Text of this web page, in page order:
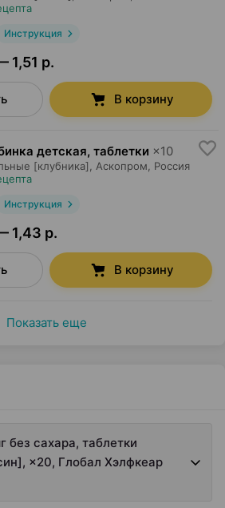
Инструкция
1,51 р.
В корзину
детская, таблетки ×10
[клубника], Аскопром , Россия
Инструкция
1,43 р.
В корзину
Показать еще
без сахара, таблетки
×20, Глобал Хэлфкеар